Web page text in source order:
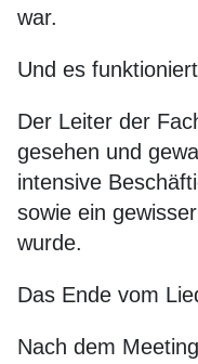
war.
Und es
Der Leiter der
gesehen und
intensive
sowie ein
wurde.
Das Ende vom
Nach dem